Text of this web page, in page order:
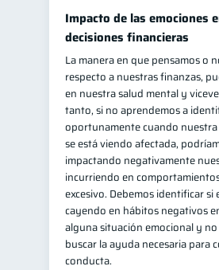
Impacto de las emociones
decisiones financieras
La manera en que pensamos o
respecto a nuestras finanzas,
en nuestra salud mental y
tanto, si no aprendemos a
oportunamente cuando
se está viendo afectada,
impactando negativamente
incurriendo en
excesivo. Debemos identificar si
cayendo en hábitos negativos
alguna situación emocional y
buscar la ayuda necesaria para
conducta.